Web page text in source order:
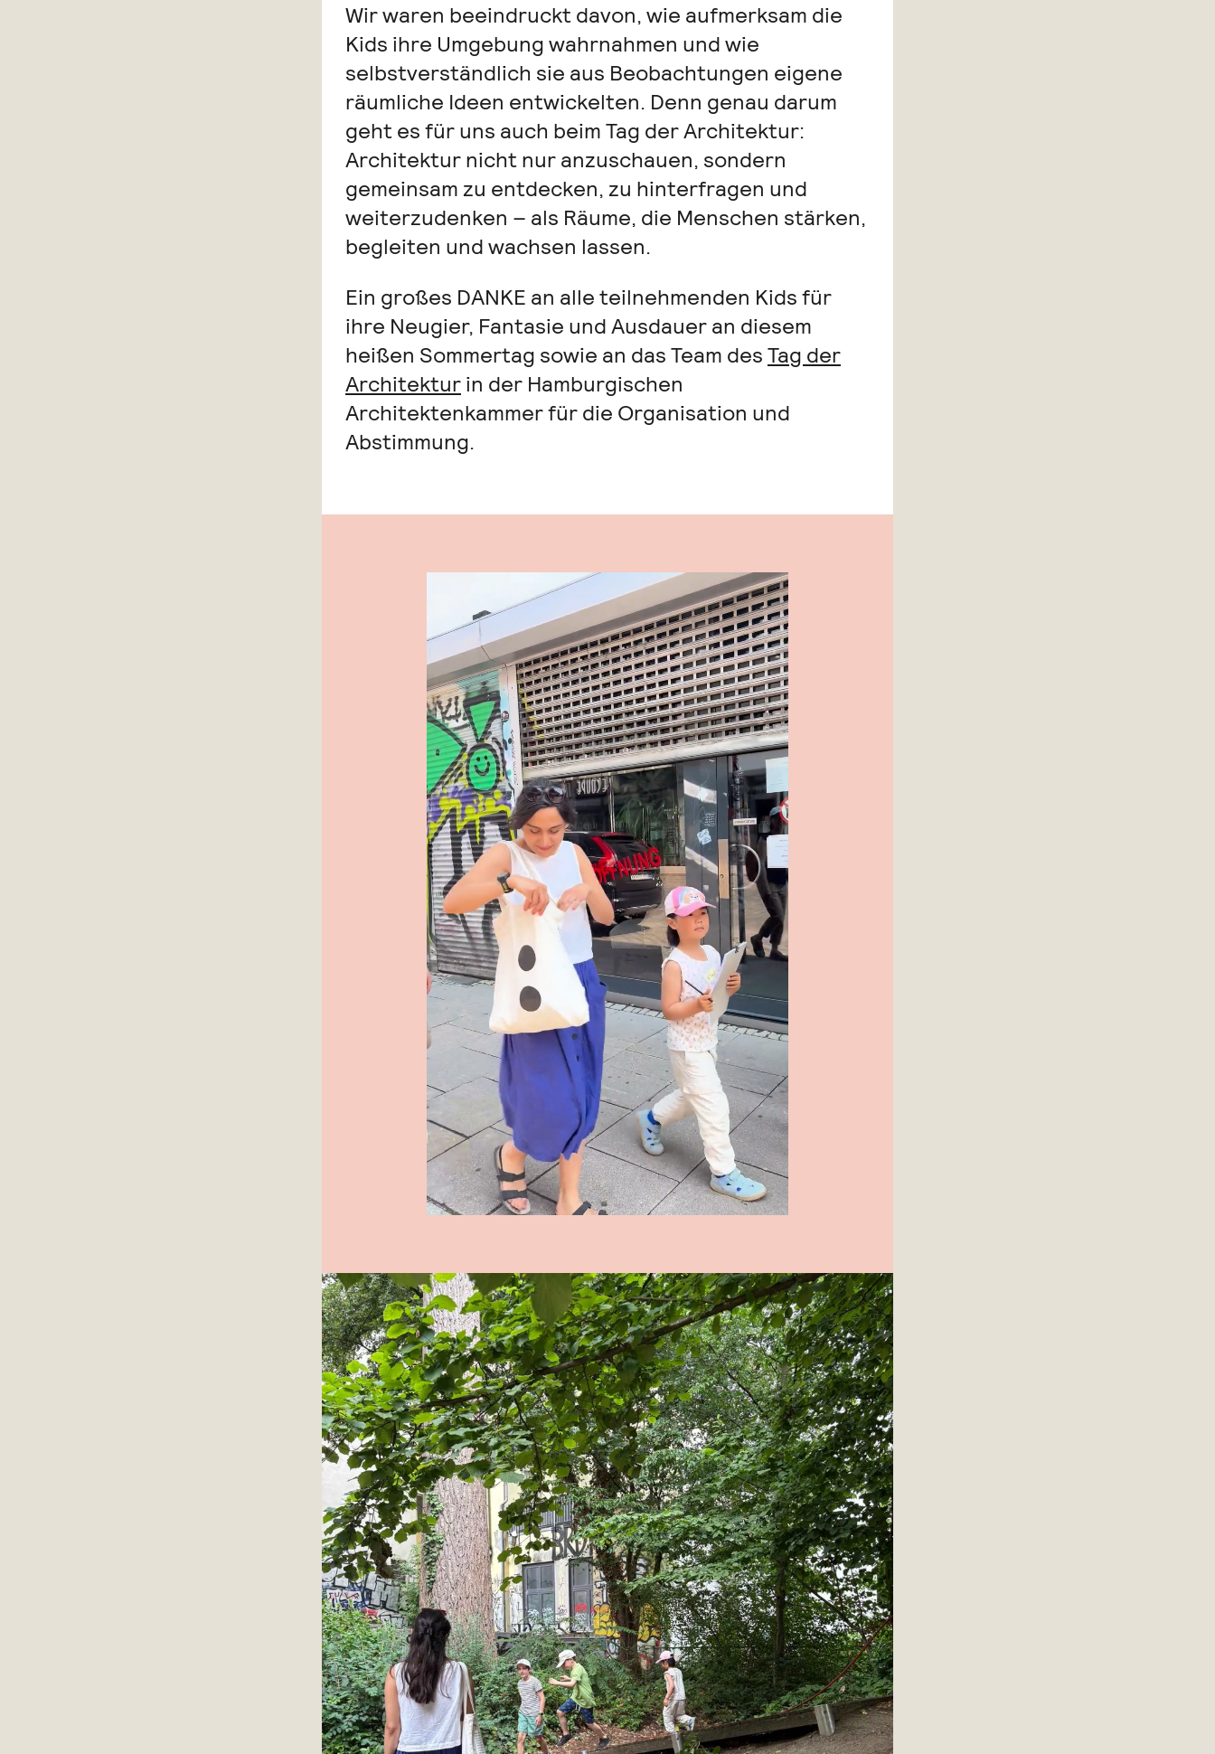
Wir waren beeindruckt davon, wie aufmerksam die
Kids ihre Umgebung wahrnahmen und wie
selbstverständlich sie aus Beobachtungen eigene
räumliche Ideen entwickelten. Denn genau darum
geht es für uns auch beim Tag der Architektur:
Architektur nicht nur anzuschauen, sondern
gemeinsam zu entdecken, zu hinterfragen und
weiterzudenken – als Räume, die Menschen stärken,
begleiten und wachsen lassen.
Ein großes DANKE an alle teilnehmenden Kids für
ihre Neugier, Fantasie und Ausdauer an diesem
heißen Sommertag sowie an das Team desTag der
Architekturin der Hamburgischen
Architektenkammer für die Organisation und
Abstimmung.